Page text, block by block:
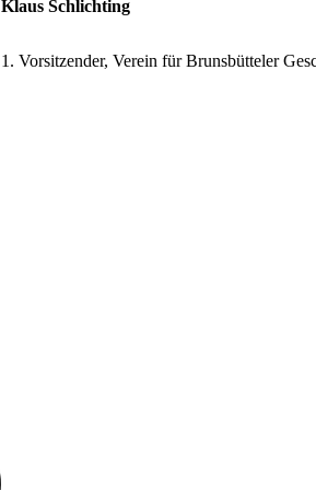
Klaus Schlichting
1. Vorsitzender, Verein für Brunsbütteler